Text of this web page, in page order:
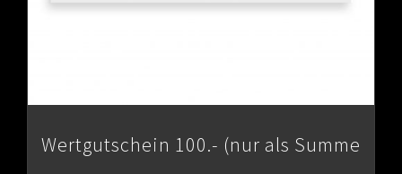
Wertgutschein 100.- (nur als Summe